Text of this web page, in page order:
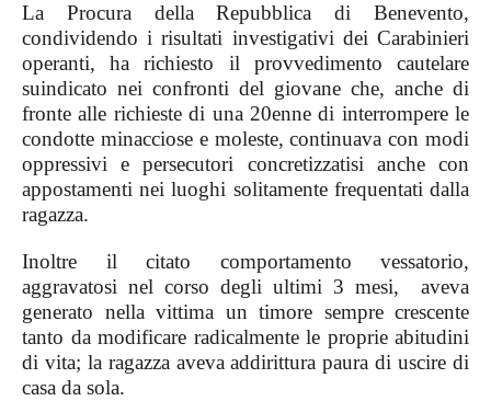
La Procura della Repubblica di Benevento,
condividendo i risultati investigativi dei Carabinieri
operanti, ha richiesto il provvedimento cautelare
suindicato nei confronti del giovane che, anche di
fronte alle richieste di una 20enne di interrompere le
condotte minacciose e moleste, continuava con modi
oppressivi e persecutori concretizzatisi anche con
appostamenti nei luoghi solitamente frequentati dalla
ragazza.
Inoltre il citato comportamento vessatorio,
aggravatosi nel corso degli ultimi 3 mesi, aveva
generato nella vittima un timore sempre crescente
tanto da modificare radicalmente le proprie abitudini
di vita; la ragazza aveva addirittura paura di uscire di
casa da sola.